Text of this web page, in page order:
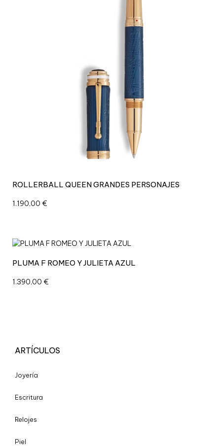
ROLLERBALL QUEEN GRANDES PERSONAJES
1.190,00 €
PLUMA F ROMEO Y JULIETA AZUL
1.390,00 €
ARTÍCULOS
Joyería
Escritura
Relojes
Piel